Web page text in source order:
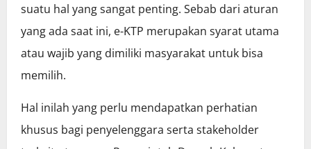
suatu hal yang sangat penting. Sebab dari aturan
yang ada saat ini, e-KTP merupakan syarat utama
atau wajib yang dimiliki masyarakat untuk bisa
memilih.
Hal inilah yang perlu mendapatkan perhatian
khusus bagi penyelenggara serta stakeholder